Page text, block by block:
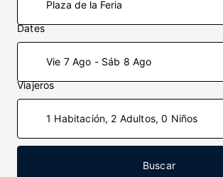
Dates
Vie 7 Ago - Sáb 8 Ago
Viajeros
1 Habitación, 2 Adultos, 0 Niños
Buscar